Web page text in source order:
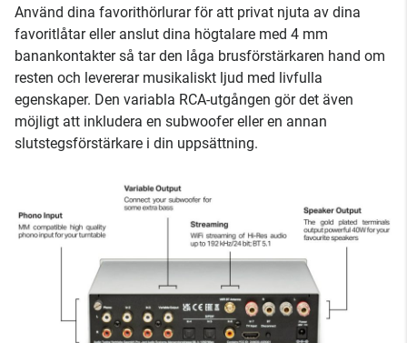
Använd dina favorithörlurar för att privat njuta av dina
favoritlåtar eller anslut dina högtalare med 4 mm
banankontakter så tar den låga brusförstärkaren hand om
resten och levererar musikaliskt ljud med livfulla
egenskaper. Den variabla RCA-utgången gör det även
möjligt att inkludera en subwoofer eller en annan
slutstegsförstärkare i din uppsättning.